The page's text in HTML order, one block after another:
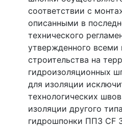
соответствии с
описанными в
технического
утвержденного всеми
строительства на
гидроизоляционных
для изоляции
технологических
изоляции другого
гидрошпонки ППЗ CF